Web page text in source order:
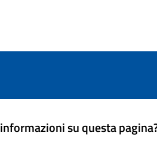
su questa